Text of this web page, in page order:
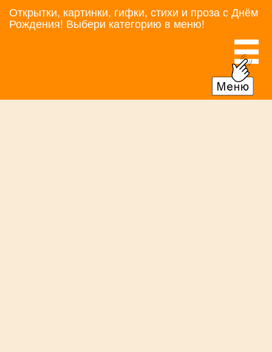
Открытки, картинки, гифки, стихи и проза с Днём
Рождения! Выбери категорию в меню!